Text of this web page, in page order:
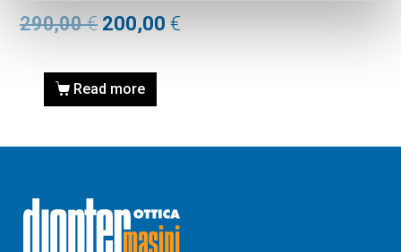
290,00€ 200,00 €
Read more